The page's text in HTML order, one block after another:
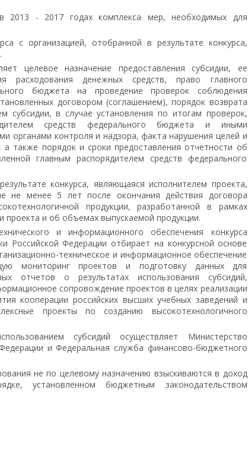
2013 - 2017 годах комплекса мер, необходимых для
с организацией, отобранной в результате конкурса,
целевое назначение предоставления субсидии, ее
расходования денежных средств, право главного
бюджета на проведение проверок соблюдения
договором (соглашением), порядок возврата
субсидии, в случае установления по итогам проверок,
средств федерального бюджета и иными
органами контроля и надзора, факта нарушения целей и
а также порядок и сроки предоставления отчетности об
главным распорядителем средств федерального
конкурса, являющаяся исполнителем проекта,
не менее 5 лет после окончания действия договора
продукции, разработанной в рамках
проекта и об объемах выпускаемой продукции.
и информационного обеспечения конкурса
Российской Федерации отбирает на конкурсной основе
техническое и информационное обеспечение
мониторинг проектов и подготовку данных для
отчетов о результатах использования субсидий,
сопровождение проектов в целях реализации
кооперации российских высших учебных заведений и
проекты по созданию высокотехнологичного
субсидий осуществляет Министерство
и Федеральная служба финансово-бюджетного
не по целевому назначению взыскиваются в доход
установленном бюджетным законодательством